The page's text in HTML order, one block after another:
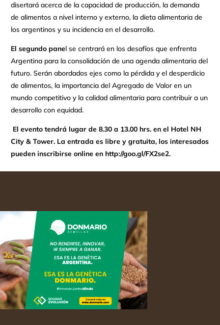
disertará acerca de la capacidad de producción, la demanda
de alimentos a nivel interno y externo, la dieta alimentaria de
los argentinos y su incidencia en el desarrollo.
El segundo panel se centrará en los desafíos que enfrenta
Argentina para la consolidación de una agenda alimentaria del
futuro. Serán abordados ejes como la pérdida y el desperdicio
de alimentos, la importancia del Agregado de Valor en un
mundo competitivo y la calidad alimentaria para contribuir a un
desarrollo con equidad.
El evento tendrá lugar de 8.30 a 13.00 hrs. en el Hotel NH
City & Tower. La entrada es libre y gratuita, los interesados
pueden inscribirse online en http://goo.gl/FX2se2.